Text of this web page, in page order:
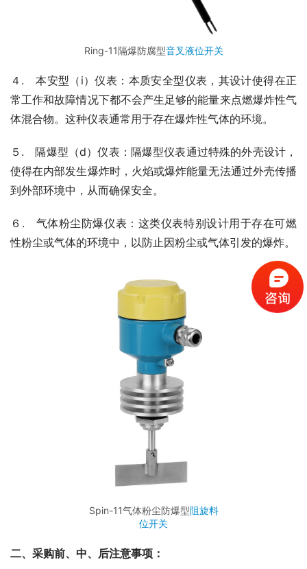
Ring-11隔爆防腐型音叉液位开关
４.　本安型（i）仪表：本质安全型仪表，其设计使得在正
常工作和故障情况下都不会产生足够的能量来点燃爆炸性气
体混合物。这种仪表通常用于存在爆炸性气体的环境。
５.　隔爆型（d）仪表：隔爆型仪表通过特殊的外壳设计，
使得在内部发生爆炸时，火焰或爆炸能量无法通过外壳传播
到外部环境中，从而确保安全。
６.　气体粉尘防爆仪表：这类仪表特别设计用于存在可燃
性粉尘或气体的环境中，以防止因粉尘或气体引发的爆炸。
Spin-11气体粉尘防爆型阻旋料
位开关
二、采购前、中、后注意事项：